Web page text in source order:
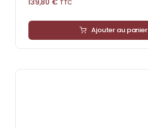
TTC
Ajouter au panier